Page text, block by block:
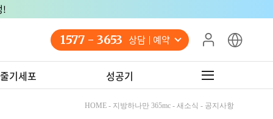
!
1577 - 3653 상담 예약
기세포 성공기
HOME - 지방하나만 365mc - 새소식 - 공지사항